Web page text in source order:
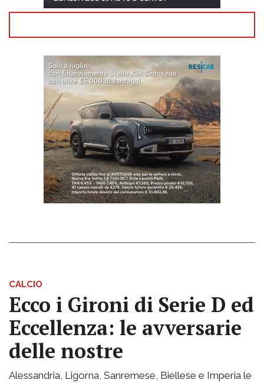
CALCIO
Ecco i Gironi di Serie D ed
Eccellenza: le avversarie
delle nostre
Alessandria, Ligorna, Sanremese, Biellese e Imperia le